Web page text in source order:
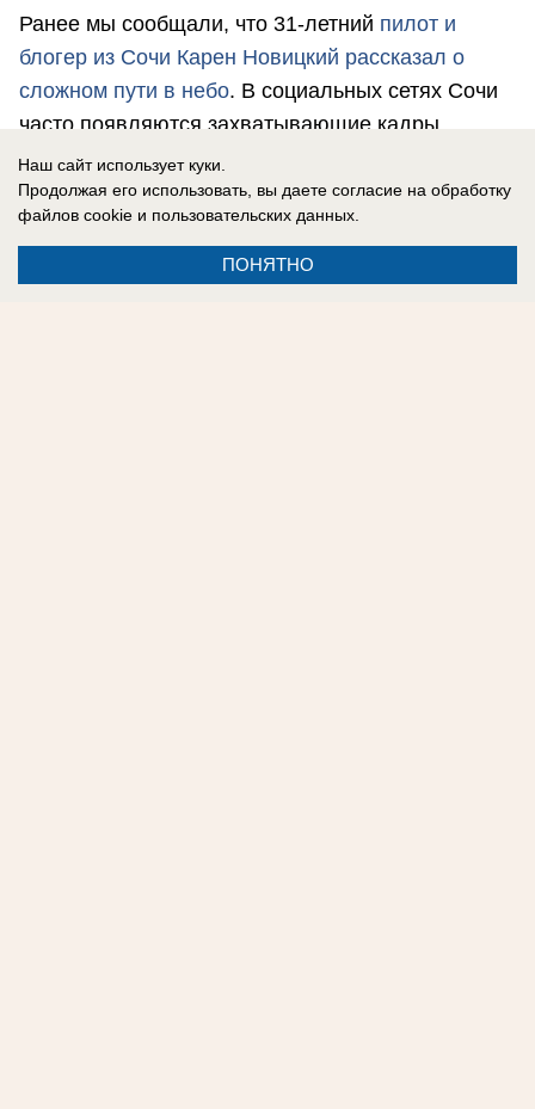
Ранее мы сообщали, что 31-летний пилот и
блогер из Сочи Карен Новицкий рассказал о
сложном пути в небо. В социальных сетях Сочи
часто появляются захватывающие кадры
города-курорта с высоты птичьего полета, или
даже ещё выше.
Наш сайт использует куки.
Продолжая его использовать, вы даете согласие на обработку
файлов cookie и пользовательских данных.
ПОНЯТНО